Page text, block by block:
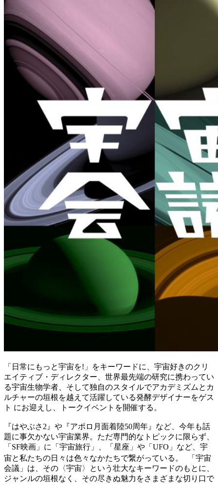
「日常にもっと宇宙を!」をキーワードに、宇宙好きのクリ
エイティブ・ディレクター、世界最先端の研究に携わってい
る宇宙生物学者、そして独自のスタイルでアカデミズムとカ
ルチャーの垣根を越えて活躍している発酵デザイナーをゲス
ト にお迎えし、トークイベントを開催する。
『はやぶさ2』や『アポロ月面着陸50周年』など、今年も話
題に事欠かない宇宙業界。ただ専門的なトピックに限らず、
「SF映画」に「宇宙旅行」、「星座」や「UFO」など、宇
宙と私たちの日々は色々なかたちで繋がっている。 「宇宙
会議」は、その〈宇宙〉という壮大なキーワードのもとに、
ジャンルの垣根なく、その尽きぬ魅力をさまざまな切り口で